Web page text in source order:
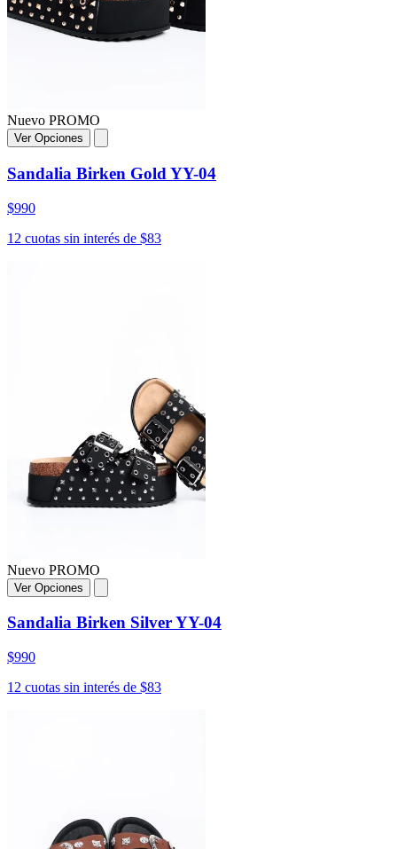
Nuevo PROMO
Ver Opciones
Sandalia Birken Gold YY-04
$990
12 cuotas sin interés de $83
Nuevo PROMO
Ver Opciones
Sandalia Birken Silver YY-04
$990
12 cuotas sin interés de $83